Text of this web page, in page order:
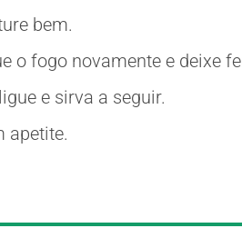
bem.
o fogo novamente e deixe
e sirva a seguir.
apetite.